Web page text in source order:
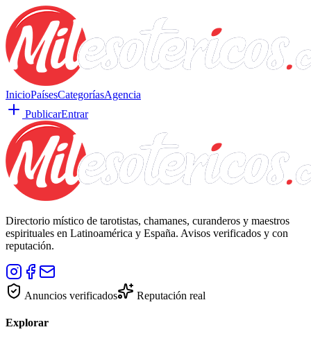
InicioPaísesCategoríasAgencia
PublicarEntrar
Directorio místico de tarotistas, chamanes, curanderos y maestros
espirituales en Latinoamérica y España. Avisos verificados y con
reputación.
Anuncios verificados Reputación real
Explorar